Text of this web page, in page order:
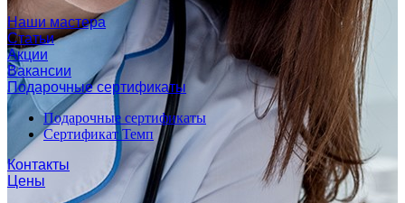
Наши мастера
Статьи
Акции
Вакансии
Подарочные сертификаты
Подарочные сертификаты
Сертификат Темп
Контакты
Цены